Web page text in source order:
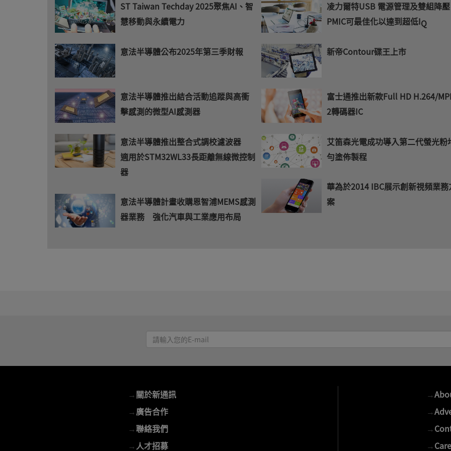
ST Taiwan Techday 2025聚焦AI、智
慧移動與永續電力
意法半導體公布2025年第三季財報
意法半導體推出結合活動追蹤與高衝
擊感測的微型AI感測器
意法半導體推出整合式調校濾波器
適用於STM32WL33長距離無線微控制
器
意法半導體計畫收購恩智浦MEMS感測
器業務 強化汽車與工業應用布局
凌力爾特USB 電源管理及雙組降壓
PMIC可最佳化以達到超低IQ
新帝Contour碟王上市
富士通推出新款Full HD H.264/
2轉碼器IC
艾笛森光電成功導入第二代螢光粉
勻塗佈製程
華為於2014 IBC展示創新視頻業務
案
請
輸
E-
mail
→關於新通訊
→廣告合作
→聯絡我們
→人才招募
→
→
→
→